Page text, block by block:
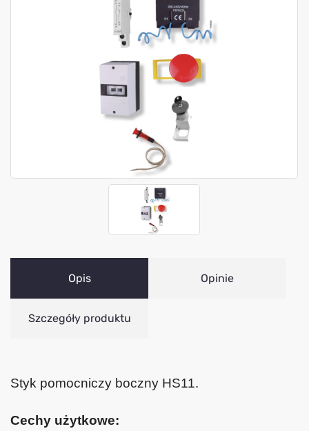
Opis Opinie
Szczegóły produktu
Styk pomocniczy boczny HS11.
Cechy użytkowe: